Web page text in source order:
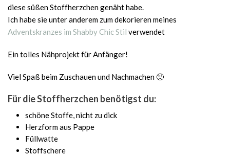
diese süßen Stoffherzchen genäht habe.
Ich habe sie unter anderem zum dekorieren meines
Adventskranzes im Shabby Chic Stil verwendet
Ein tolles Nähprojekt für Anfänger!
Viel Spaß beim Zuschauen und Nachmachen 🙂
Für die Stoffherzchen benötigst du:
schöne Stoffe, nicht zu dick
Herzform aus Pappe
Füllwatte
Stoffschere